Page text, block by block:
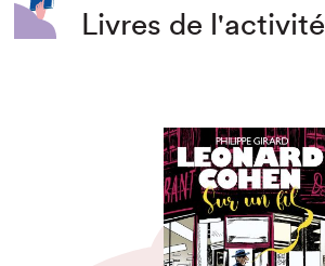
Livres de l'activité